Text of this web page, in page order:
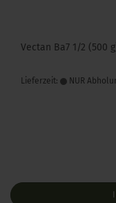
Vectan Ba7 1/2 (500
Lieferzeit: NUR